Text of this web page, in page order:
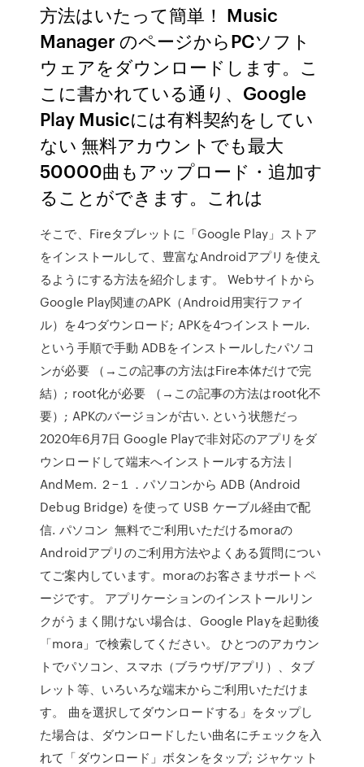
方法はいたって簡単！ Music
Manager のページからPCソフト
ウェアをダウンロードします。こ
こに書かれている通り、Google
Play Musicには有料契約をしてい
ない 無料アカウントでも最大
50000曲もアップロード・追加す
ることができます。これは
そこで、Fireタブレットに「Google Play」ストア
をインストールして、豊富なAndroidアプリを使え
るようにする方法を紹介します。 Webサイトから
Google Play関連のAPK（Android用実行ファイ
ル）を4つダウンロード; APKを4つインストール.
という手順で手動 ADBをインストールしたパソコ
ンが必要 （→この記事の方法はFire本体だけで完
結）; root化が必要 （→この記事の方法はroot化不
要）; APKのバージョンが古い. という状態だっ
2020年6月7日 Google Playで非対応のアプリをダ
ウンロードして端末へインストールする方法 |
AndMem. ２−１．パソコンから ADB (Android
Debug Bridge) を使って USB ケーブル経由で配
信. パソコン 無料でご利用いただけるmoraの
Androidアプリのご利用方法やよくある質問につい
てご案内しています。moraのお客さまサポートペ
ージです。 アプリケーションのインストールリン
クがうまく開けない場合は、Google Playを起動後
「mora」で検索してください。 ひとつのアカウン
トでパソコン、スマホ（ブラウザ/アプリ）、タブ
レット等、いろいろな端末からご利用いただけま
す。 曲を選択してダウンロードする」をタップし
た場合は、ダウンロードしたい曲名にチェックを入
れて「ダウンロード」ボタンをタップ; ジャケット